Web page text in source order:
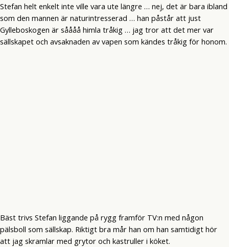
Stefan helt enkelt inte ville vara ute längre … nej, det är bara ibland
som den mannen är naturintresserad … han påstår att just
Gylleboskogen är såååå himla tråkig … jag tror att det mer var
sällskapet och avsaknaden av vapen som kändes tråkig för honom.
Bäst trivs Stefan liggande på rygg framför TV:n med någon
pälsboll som sällskap. Riktigt bra mår han om han samtidigt hör
att jag skramlar med grytor och kastruller i köket.